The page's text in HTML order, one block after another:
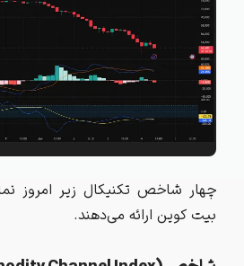
چهار شاخص تکنیکال زیر امروز
بیت کوین ارائه می‌دهند.